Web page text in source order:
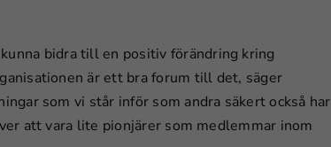
bidra till en positiv förändring kring
är ett bra forum till det, säger
som vi står inför som andra säkert också har
att vara lite pionjärer som medlemmar inom